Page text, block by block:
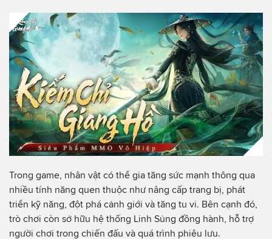
Trong game, nhân vật có thể gia tăng sức mạnh thông qua
nhiều tính năng quen thuộc như nâng cấp trang bị, phát
triển kỹ năng, đột phá cảnh giới và tăng tu vi. Bên cạnh đó,
trò chơi còn sở hữu hệ thống Linh Sủng đồng hành, hỗ trợ
người chơi trong chiến đấu và quá trình phiêu lưu.